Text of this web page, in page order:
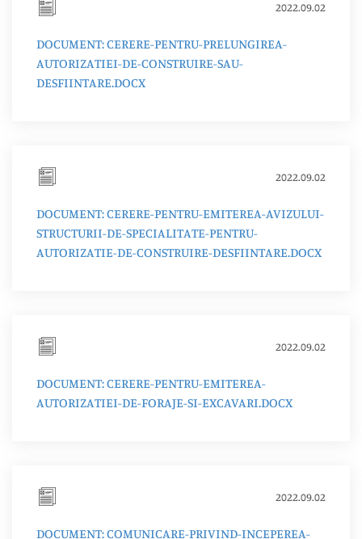
2022.09.02
DOCUMENT: CERERE-PENTRU-PRELUNGIREA-
AUTORIZATIEI-DE-CONSTRUIRE-SAU-
DESFIINTARE.DOCX
2022.09.02
DOCUMENT: CERERE-PENTRU-EMITEREA-AVIZULUI-
STRUCTURII-DE-SPECIALITATE-PENTRU-
AUTORIZATIE-DE-CONSTRUIRE-DESFIINTARE.DOCX
2022.09.02
DOCUMENT: CERERE-PENTRU-EMITEREA-
AUTORIZATIEI-DE-FORAJE-SI-EXCAVARI.DOCX
2022.09.02
DOCUMENT: COMUNICARE-PRIVIND-INCEPEREA-